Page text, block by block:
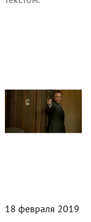
18 февраля 2019